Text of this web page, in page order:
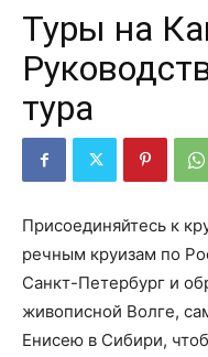
Туры на
тура
Присоединяйтесь к
речным круизам по
Санкт-Петербург и
живописной Волге,
Енисею в Сибири,